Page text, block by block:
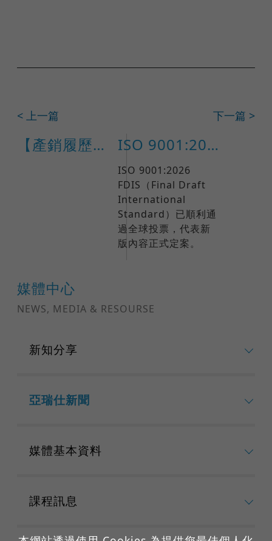
媒體中心
NEWS, MEDIA & RESOURSE
新知分享
亞瑞仕新聞
媒體基本資料
課程訊息
< 上一篇 下一篇 >
【產銷履歷】2025年7月農糧產品驗證已通過名單 ISO 9001:2026 正式發布日期確定！企業品質管理迎向全新里程碑
ISO 9001:2026
FDIS（Final Draft
International
Standard）已順利通
過全球投票，代表新
版內容正式定案。